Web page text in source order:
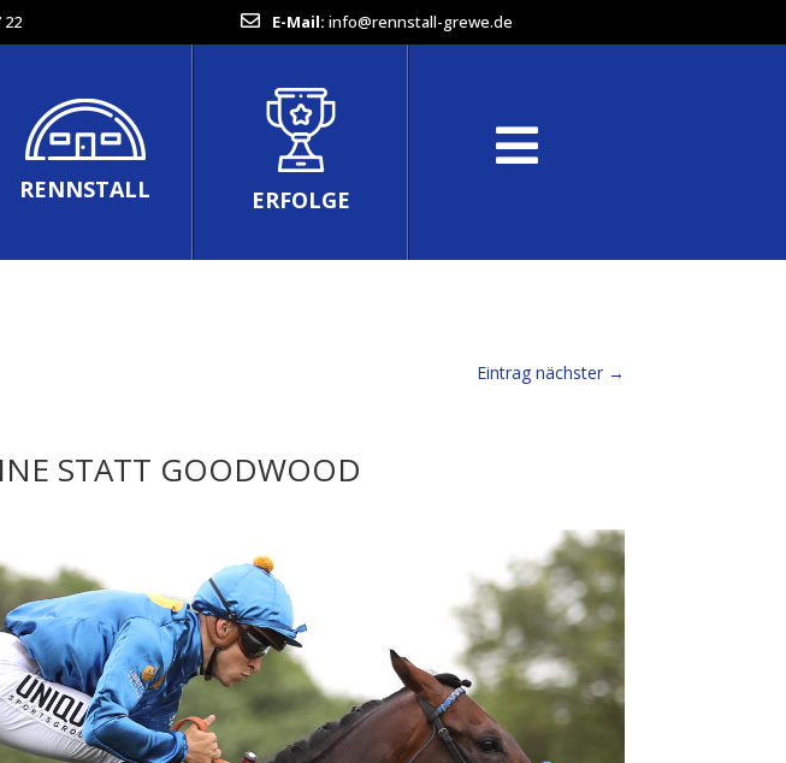
22 E-Mail: info@rennstall-grewe.de
RENNSTALL ERFOLGE
Eintrag nächster→
STATT GOODWOOD